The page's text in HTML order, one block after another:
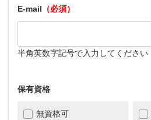
E-mail （必須）
半角英数字記号で入力してください
保有資格
無資格可